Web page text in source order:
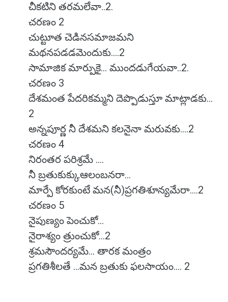
చీకటిని తరమలేవా..2.
చరణం 2
చుట్టూత చెడినసమాజమని
మథనపడడమెందుకు....2
సామాజిక మార్పుకై... ముందడుగేయవా..2.
చరణం 3
దేశమంత పేదరికమ్మని దెప్పొడుస్తూ మాట్లాడకు...
2
అన్నపూర్ణ నీ దేశమని కలనైనా మరువకు....2
చరణం 4
నిరంతర పరిశ్రమే ....
నీ బ్రతుకుక్కుఆలంబనరా...
మార్పే కోరకుంటే మన(నీ)ప్రగతిశూన్యమేరా....2
చరణం 5
నైపుణ్యం పెంచుకో...
నైరాశ్యం త్రుంచుకో...2
శ్రమసౌందర్యమే... తారక మంత్రం
ప్రగతిశీలతే ...మన బ్రతుకు ఫలసాయం.... 2